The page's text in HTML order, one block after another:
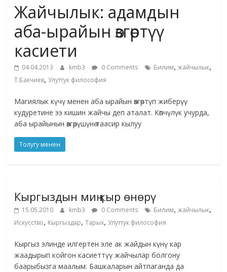
жана
адабияты
Жайчылык: адамдын
аба-ырайын өзгөртүү
касиети
04.04.2013 kmb3 0 Comments Билим,жайчылык,
Т.Бакчиев, Улуттук философия
Магиялык күчү менен аба ырайын өзгөртүп жиберүү
кудуретине ээ кишин жайчы деп аталат. Көпчүлүк учурда,
аба ырайынын өзгөрүшүнө таасир кылуу
Толугу менен
Кыргыздын миң кыр өнөрү
15.05.2010 kmb3 0 Comments Билим,жайчылык,
Искусство, Кыргыздар,Тарых, Улуттук философия
Кыргыз элинде илгертен эле ак жайдын күнү кар
жаадырып койгон касиеттүү жайчылар болгону
баарыбызга маалым. Башкаларын айтпаганда да